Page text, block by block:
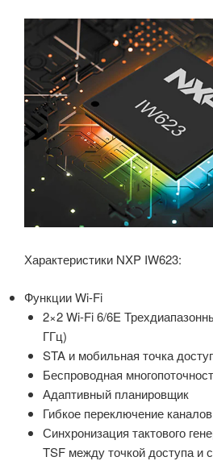
Характеристики NXP IW623:
Функции Wi-Fi
2×2 Wi-Fi 6/6E
ГГц)
STA и мобильная точка
Беспроводная
Адаптивный планировщик
Гибкое переключение каналов
Синхронизация тактового
TSF между точкой доступа и